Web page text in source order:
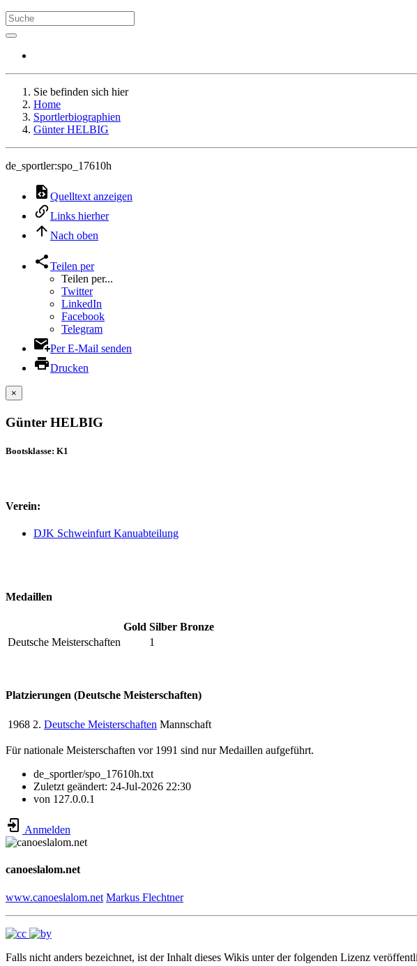
Sie befinden sich hier
Home
Sportlerbiographien
Günter HELBIG
de_sportler:spo_17610h
Quelltext anzeigen
Links hierher
Nach oben
Teilen per
Teilen per...
Twitter
LinkedIn
Facebook
Telegram
Per E-Mail senden
Drucken
×
Günter HELBIG
Bootsklasse: K1
Verein:
DJK Schweinfurt Kanuabteilung
Medaillen
Gold Silber Bronze
Deutsche Meisterschaften
1
Platzierungen (Deutsche Meisterschaften)
1968 2. Deutsche Meisterschaften Mannschaft
Für nationale Meisterschaften vor 1991 sind nur Medaillen aufgeführt.
de_sportler/spo_17610h.txt
Zuletzt geändert: 24-Jul-2026 22:30
von 127.0.0.1
Anmelden
canoeslalom.net
www.canoeslalom.net Markus Flechtner
Falls nicht anders bezeichnet, ist der Inhalt dieses Wikis unter der folgenden Lizenz